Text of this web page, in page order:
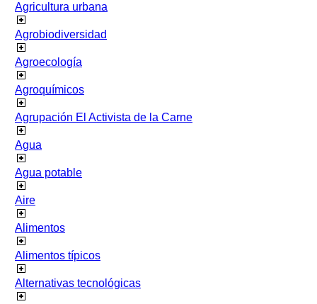
Agricultura urbana
Agrobiodiversidad
Agroecología
Agroquímicos
Agrupación El Activista de la Carne
Agua
Agua potable
Aire
Alimentos
Alimentos típicos
Alternativas tecnológicas